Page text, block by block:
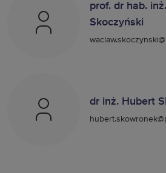
prof. dr hab.
Skoczyński
dr inż. Hubert